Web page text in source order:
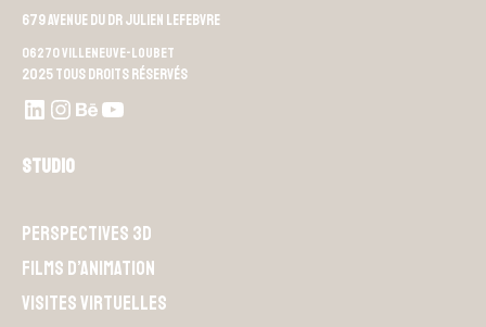
679 Avenue du Dr Julien Lefebvre
06270 Villeneuve-Loubet
2025 Tous droits réservés
LinkedIn
Instagram
Behance
Youtube L4M
Studio
Perspectives 3D
Films d’animation
Visites Virtuelles